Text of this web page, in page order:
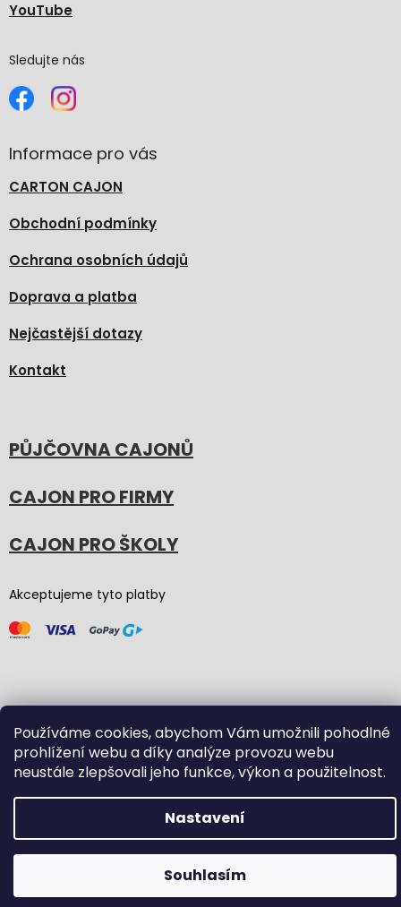
Používáme cookies, abychom Vám umožnili pohodlné
prohlížení webu a díky analýze provozu webu
neustále zlepšovali jeho funkce, výkon a použitelnost.
Nastavení
Souhlasím
YouTube
Sledujte nás
Informace pro vás
CARTON CAJON
Obchodní podmínky
Ochrana osobních údajů
Doprava a platba
Nejčastější dotazy
Kontakt
PŮJČOVNA CAJONŮ
CAJON PRO FIRMY
CAJON PRO ŠKOLY
Akceptujeme tyto platby
Vytvořil Shoptet(Graphic revision byBōjka Studio,
code byVeronika.works)
Copyright 2026Carton Cajon. Všechna práva vyhrazena.
Upravit nastavení cookies